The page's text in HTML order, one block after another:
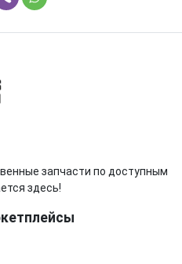
запчасти по доступным
здесь!